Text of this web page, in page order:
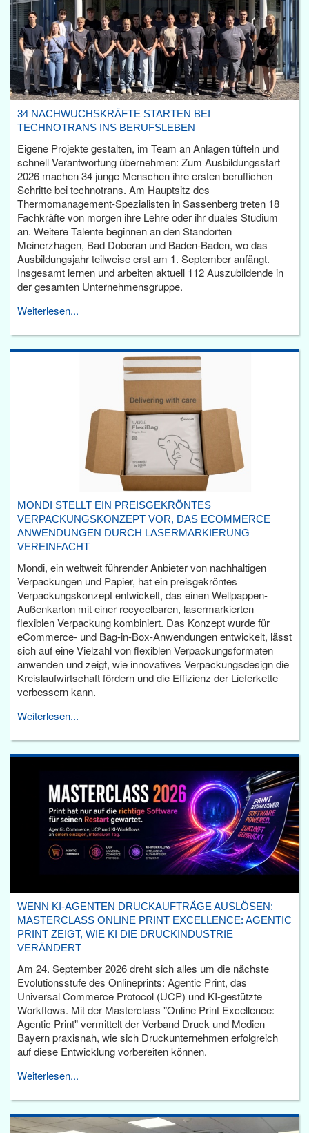
34 NACHWUCHSKRÄFTE STARTEN BEI
TECHNOTRANS INS BERUFSLEBEN
Eigene Projekte gestalten, im Team an Anlagen tüfteln und
schnell Verantwortung übernehmen: Zum Ausbildungsstart
2026 machen 34 junge Menschen ihre ersten beruflichen
Schritte bei technotrans. Am Hauptsitz des
Thermomanagement-Spezialisten in Sassenberg treten 18
Fachkräfte von morgen ihre Lehre oder ihr duales Studium
an. Weitere Talente beginnen an den Standorten
Meinerzhagen, Bad Doberan und Baden-Baden, wo das
Ausbildungsjahr teilweise erst am 1. September anfängt.
Insgesamt lernen und arbeiten aktuell 112 Auszubildende in
der gesamten Unternehmensgruppe.
Weiterlesen...
MONDI STELLT EIN PREISGEKRÖNTES
VERPACKUNGSKONZEPT VOR, DAS ECOMMERCE
ANWENDUNGEN DURCH LASERMARKIERUNG
VEREINFACHT
Mondi, ein weltweit führender Anbieter von nachhaltigen
Verpackungen und Papier, hat ein preisgekröntes
Verpackungskonzept entwickelt, das einen Wellpappen-
Außenkarton mit einer recycelbaren, lasermarkierten
flexiblen Verpackung kombiniert. Das Konzept wurde für
eCommerce- und Bag-in-Box-Anwendungen entwickelt, lässt
sich auf eine Vielzahl von flexiblen Verpackungsformaten
anwenden und zeigt, wie innovatives Verpackungsdesign die
Kreislaufwirtschaft fördern und die Effizienz der Lieferkette
verbessern kann.
Weiterlesen...
WENN KI-AGENTEN DRUCKAUFTRÄGE AUSLÖSEN:
MASTERCLASS ONLINE PRINT EXCELLENCE: AGENTIC
PRINT ZEIGT, WIE KI DIE DRUCKINDUSTRIE
VERÄNDERT
Am 24. September 2026 dreht sich alles um die nächste
Evolutionsstufe des Onlineprints: Agentic Print, das
Universal Commerce Protocol (UCP) und KI-gestützte
Workflows. Mit der Masterclass "Online Print Excellence:
Agentic Print" vermittelt der Verband Druck und Medien
Bayern praxisnah, wie sich Druckunternehmen erfolgreich
auf diese Entwicklung vorbereiten können.
Weiterlesen...